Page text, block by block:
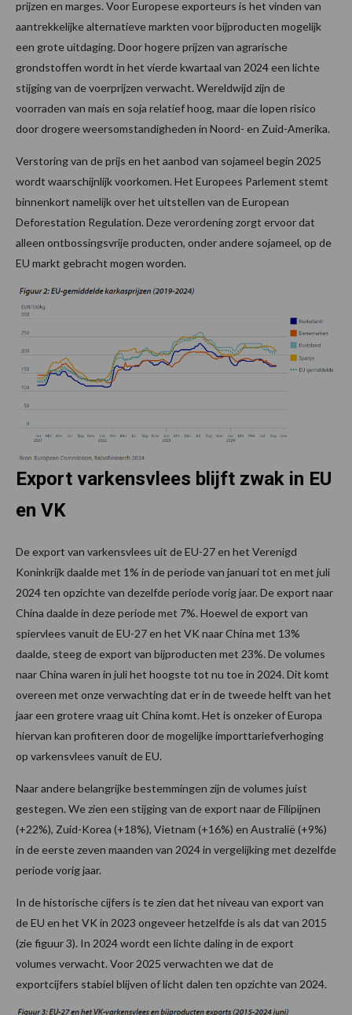
prijzen en marges. Voor Europese exporteurs is het vinden van
aantrekkelijke alternatieve markten voor bijproducten mogelijk
een grote uitdaging. Door hogere prijzen van agrarische
grondstoffen wordt in het vierde kwartaal van 2024 een lichte
stijging van de voerprijzen verwacht. Wereldwijd zijn de
voorraden van mais en soja relatief hoog, maar die lopen risico
door drogere weersomstandigheden in Noord- en Zuid-Amerika.
Verstoring van de prijs en het aanbod van sojameel begin 2025
wordt waarschijnlijk voorkomen. Het Europees Parlement stemt
binnenkort namelijk over het uitstellen van de European
Deforestation Regulation. Deze verordening zorgt ervoor dat
alleen ontbossingsvrije producten, onder andere sojameel, op de
EU markt gebracht mogen worden.
Export varkensvlees blijft zwak in EU
en VK
De export van varkensvlees uit de EU-27 en het Verenigd
Koninkrijk daalde met 1% in de periode van januari tot en met juli
2024 ten opzichte van dezelfde periode vorig jaar. De export naar
China daalde in deze periode met 7%. Hoewel de export van
spiervlees vanuit de EU-27 en het VK naar China met 13%
daalde, steeg de export van bijproducten met 23%. De volumes
naar China waren in juli het hoogste tot nu toe in 2024. Dit komt
overeen met onze verwachting dat er in de tweede helft van het
jaar een grotere vraag uit China komt. Het is onzeker of Europa
hiervan kan profiteren door de mogelijke importtariefverhoging
op varkensvlees vanuit de EU.
Naar andere belangrijke bestemmingen zijn de volumes juist
gestegen. We zien een stijging van de export naar de Filipijnen
(+22%), Zuid-Korea (+18%), Vietnam (+16%) en Australië (+9%)
in de eerste zeven maanden van 2024 in vergelijking met dezelfde
periode vorig jaar.
In de historische cijfers is te zien dat het niveau van export van
de EU en het VK in 2023 ongeveer hetzelfde is als dat van 2015
(zie figuur 3). In 2024 wordt een lichte daling in de export
volumes verwacht. Voor 2025 verwachten we dat de
exportcijfers stabiel blijven of licht dalen ten opzichte van 2024.